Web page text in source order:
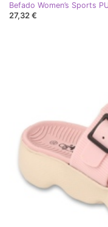
Befado Women’s Sports
27,32 €